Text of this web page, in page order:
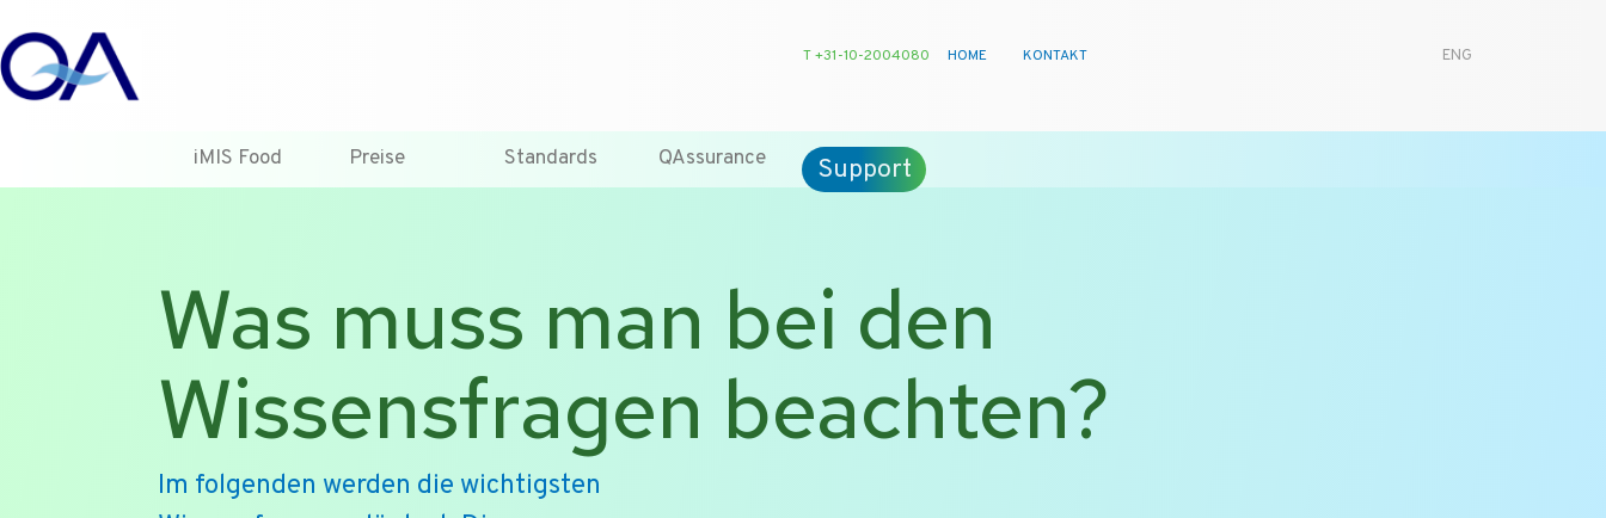
T +31-10-2004080 HOME KONTAKT ENG
iMIS Food Preise Standards QAssurance Support
Was muss man bei den
Wissensfragen beachten?
Im folgenden werden die wichtigsten